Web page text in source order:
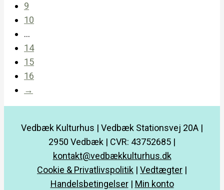
9
10
…
14
15
16
→
Vedbæk Kulturhus | Vedbæk Stationsvej 20A |
2950 Vedbæk | CVR: 43752685 |
kontakt@vedbækkulturhus.dk
Cookie & Privatlivspolitik | Vedtægter |
Handelsbetingelser| Min konto